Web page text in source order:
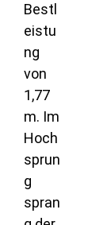
Bestl
eistu
ng
von
1,77
m. Im
Hoch
sprun
g
spran